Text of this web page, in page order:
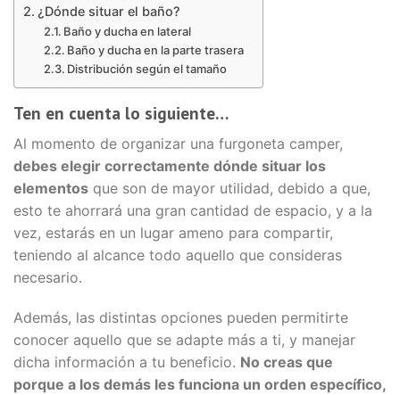
¿Dónde situar el baño?
Baño y ducha en lateral
Baño y ducha en la parte trasera
Distribución según el tamaño
Ten en cuenta lo siguiente…
Al momento de organizar una furgoneta camper,
debes elegir correctamente dónde situar los
elementos que son de mayor utilidad, debido a que,
esto te ahorrará una gran cantidad de espacio, y a la
vez, estarás en un lugar ameno para compartir,
teniendo al alcance todo aquello que consideras
necesario.
Además, las distintas opciones pueden permitirte
conocer aquello que se adapte más a ti, y manejar
dicha información a tu beneficio. No creas que
porque a los demás les funciona un orden específico,